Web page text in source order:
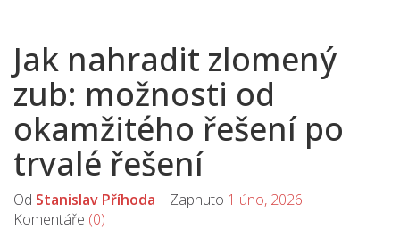
Jak nahradit zlomený
zub: možnosti od
okamžitého řešení po
trvalé řešení
Od Stanislav Příhoda Zapnuto 1 úno, 2026
Komentáře (0)